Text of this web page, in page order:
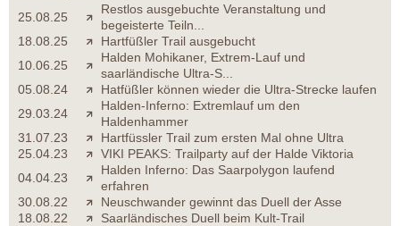
25.08.25
Restlos ausgebuchte Veranstaltung und
begeisterte Teiln...
18.08.25
Hartfüßler Trail ausgebucht
10.06.25
Halden Mohikaner, Extrem-Lauf und
saarländische Ultra-S...
05.08.24
Hatfüßler können wieder die Ultra-Strecke laufen
29.03.24
Halden-Inferno: Extremlauf um den
Haldenhammer
31.07.23
Hartfüssler Trail zum ersten Mal ohne Ultra
25.04.23
VIKI PEAKS: Trailparty auf der Halde Viktoria
04.04.23
Halden Inferno: Das Saarpolygon laufend
erfahren
30.08.22
Neuschwander gewinnt das Duell der Asse
18.08.22
Saarländisches Duell beim Kult-Trail